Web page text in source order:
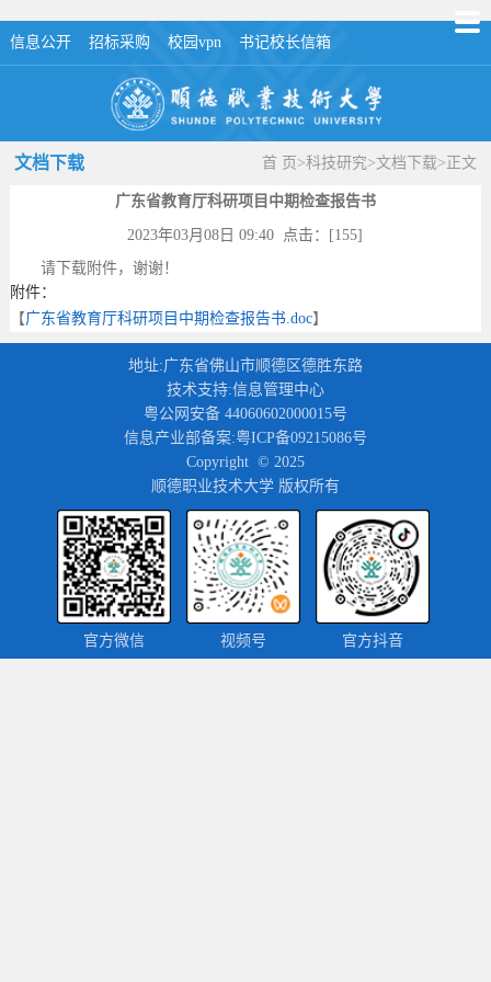
信息公开 招标采购 校园vpn 书记校长信箱
文档下载 首 页 >科技研究>文档下载> 正文
广东省教育厅科研项目中期检查报告书
2023年03月08日 09:40 点击：[155]
请下载附件，谢谢！
附件：
【广东省教育厅科研项目中期检查报告书.doc】
地址:广东省佛山市顺德区德胜东路
技术支持:信息管理中心
粤公网安备 44060602000015号
信息产业部备案:粤ICP备09215086号
Copyright © 2025
顺德职业技术大学 版权所有
官方微信 视频号 官方抖音